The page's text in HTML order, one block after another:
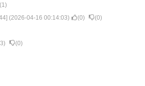
(1)
] (2026-04-16 00:14:03) (0) (0)
3) (0)